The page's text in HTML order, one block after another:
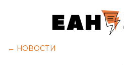
← НОВОСТИ